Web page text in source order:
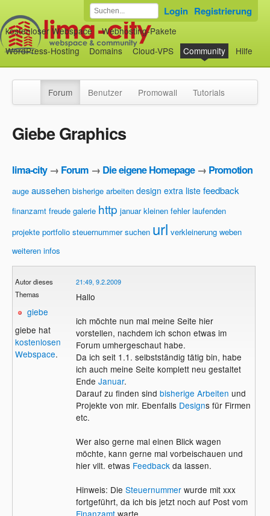
kostenloser Webspace
Webhosting-Pakete
WordPress-Hosting
Domains Cloud-VPS Community Hilfe
Login Registrierung
Forum Benutzer Promowall Tutorials
Giebe Graphics
lima-city→ Forum → Die eigene Homepage→ Promotion
auge aussehen bisherige arbeiten design extra liste feedback
finanzamt freude galerie http januar kleinen fehler laufenden
projekte portfolio steuernummer suchen url verkleinerung weben
weiteren infos
Autor dieses
Themas
giebe
giebe hat
kostenlosen
Webspace.
21:49, 9.2.2009
Hallo
ich möchte nun mal meine Seite hier
vorstellen, nachdem ich schon etwas im
Forum umhergeschaut habe.
Da ich seit 1.1. selbstständig tätig bin, habe
ich auch meine Seite komplett neu gestaltet
Ende Januar.
Darauf zu finden sind bisherige Arbeiten und
Projekte von mir. Ebenfalls Designs für Firmen
etc.
Wer also gerne mal einen Blick wagen
möchte, kann gerne mal vorbeischauen und
hier vllt. etwas Feedback da lassen.
Hinweis: Die Steuernummerwurde mit xxx
fortgeführt, da ich bis jetzt noch auf Post vom
Finanzamtwarte.